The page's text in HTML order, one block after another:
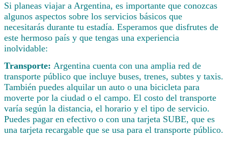
Si planeas viajar a Argentina, es importante que conozcas
algunos aspectos sobre los servicios básicos que
necesitarás durante tu estadía. Esperamos que disfrutes de
este hermoso país y que tengas una experiencia
inolvidable:
Transporte: Argentina cuenta con una amplia red de
transporte público que incluye buses, trenes, subtes y taxis.
También puedes alquilar un auto o una bicicleta para
moverte por la ciudad o el campo. El costo del transporte
varía según la distancia, el horario y el tipo de servicio.
Puedes pagar en efectivo o con una tarjeta SUBE, que es
una tarjeta recargable que se usa para el transporte público.